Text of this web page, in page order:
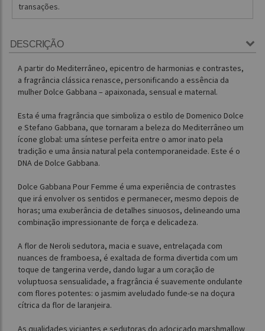
transações.
DESCRIÇÃO
A partir do Mediterrâneo, epicentro de harmonias e contrastes,
a fragrância clássica renasce, personificando a essência da
mulher Dolce Gabbana – apaixonada, sensual e maternal.
Esta é uma fragrância que simboliza o estilo de Domenico Dolce
e Stefano Gabbana, que tornaram a beleza do Mediterrâneo um
ícone global: uma síntese perfeita entre o amor inato pela
tradição e uma ânsia natural pela contemporaneidade. Este é o
DNA de Dolce Gabbana.
Dolce Gabbana Pour Femme é uma experiência de contrastes
que irá envolver os sentidos e permanecer, mesmo depois de
horas; uma exuberância de detalhes sinuosos, delineando uma
combinação impressionante de força e delicadeza.
A flor de Neroli sedutora, macia e suave, entrelaçada com
nuances de framboesa, é exaltada de forma divertida com um
toque de tangerina verde, dando lugar a um coração de
voluptuosa sensualidade, a fragrância é suavemente ondulante
com flores potentes: o jasmim aveludado funde-se na doçura
cítrica da flor de laranjeira.
As qualidades viciantes e sedutoras do adocicado marshmallow